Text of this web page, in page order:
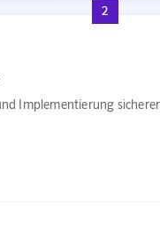
2
Implementierung